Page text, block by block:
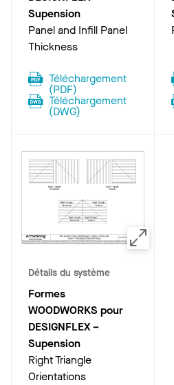
Supension
Panel and Infill Panel
Thickness
Téléchargement
(PDF)
Téléchargement
(DWG)
Détails du système
Formes
WOODWORKS pour
DESIGNFLEX –
Supension
Right Triangle
Orientations